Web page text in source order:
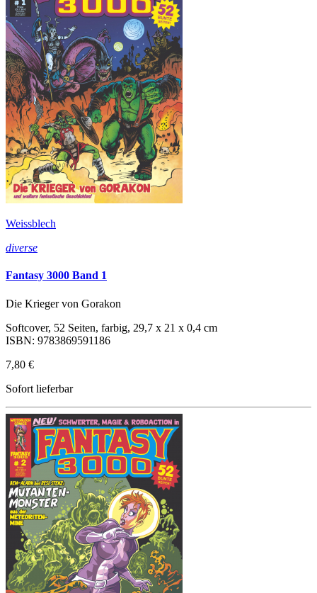
Weissblech
diverse
Fantasy 3000 Band 1
Die Krieger von Gorakon
Softcover, 52 Seiten, farbig, 29,7 x 21 x 0,4 cm
ISBN: 9783869591186
7,80 €
Sofort lieferbar